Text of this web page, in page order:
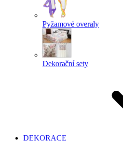
Pyžamové overaly
Dekorační sety
DEKORACE